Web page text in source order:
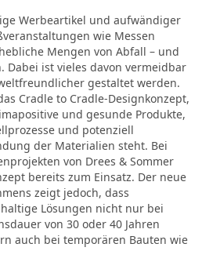
Werbeartikel und aufwändiger
wie Messen
Mengen von Abfall – und
Dabei ist vieles davon vermeidbar
gestaltet werden.
Cradle to Cradle-Designkonzept,
und gesunde Produkte,
und potenziell
der Materialien steht. Bei
von Drees & Sommer
bereits zum Einsatz. Der neue
zeigt jedoch, dass
Lösungen nicht nur bei
von 30 oder 40 Jahren
auch bei temporären Bauten wie